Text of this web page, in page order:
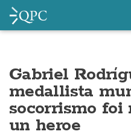
Gabriel
medallista
socorrismo foi
un heroe